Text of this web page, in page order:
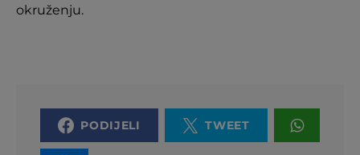
okruženju.
PODIJELI TWEET